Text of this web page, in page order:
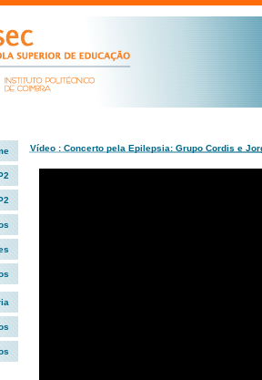
Vídeo : Concerto pela Epilepsia: Grupo Cordis e